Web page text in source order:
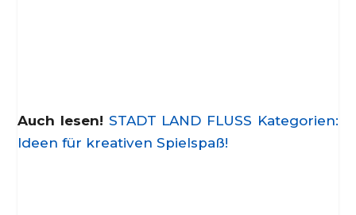
Auch lesen! STADT LAND FLUSS Kategorien:
Ideen für kreativen Spielspaß!